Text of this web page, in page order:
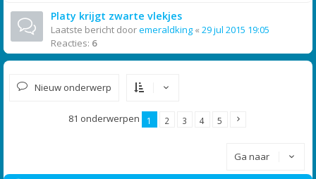
Platy krijgt zwarte vlekjes
Laatste bericht dooremeraldking « 29 jul 2015 19:05
Reacties: 6
Nieuw onderwerp
81 onderwerpen 1 2 3 4 5
Ga naar